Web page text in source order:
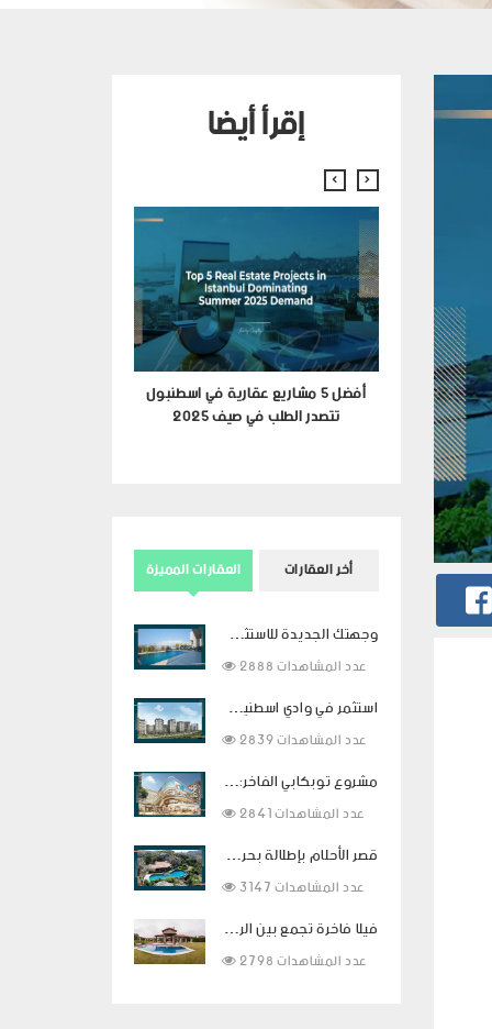
إقرأ أيضا
أفضل 5 مشاريع عقارية في اسطنبول
تتصدر الطلب في صيف 2025
في عام
العقارات المميزة أخر العقارات
وجهتك الجديدة للاستثمار في الفخامة في بودروم
2888 عدد المشاهدات
استثمر في وادي اسطنبول بالتقسيط لمدة سنتين
2839 عدد المشاهدات
مشروع توبكابي الفاخر: استثمار ذكي وحياة راقية في قلب اسطنبول
2841 عدد المشاهدات
قصر الأحلام بإطلالة بحرية ساحرة ومساحات معيشية فاخرة في بودروم
3147 عدد المشاهدات
فيلا فاخرة تجمع بين الراحة والفخامة في قلب بيوك شكمجة
2798 عدد المشاهدات